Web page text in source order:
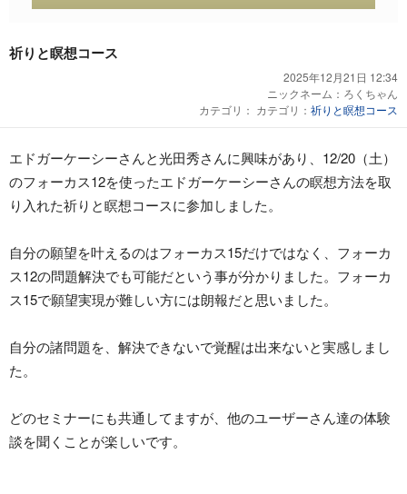
祈りと瞑想コース
2025年12月21日 12:34
ニックネーム： ろくちゃん
カテゴリ： カテゴリ： 祈りと瞑想コース
エドガーケーシーさんと光田秀さんに興味があり、12/20（土）
のフォーカス12を使ったエドガーケーシーさんの瞑想方法を取
り入れた祈りと瞑想コースに参加しました。
自分の願望を叶えるのはフォーカス15だけではなく、フォーカ
ス12の問題解決でも可能だという事が分かりました。フォーカ
ス15で願望実現が難しい方には朗報だと思いました。
自分の諸問題を、解決できないで覚醒は出来ないと実感しまし
た。
どのセミナーにも共通してますが、他のユーザーさん達の体験
談を聞くことが楽しいです。